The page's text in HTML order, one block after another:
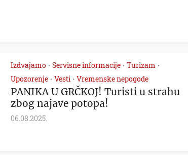
Izdvajamo • Servisne informacije • Turizam •
Upozorenje • Vesti • Vremenske nepogode
PANIKA U GRČKOJ! Turisti u strahu
zbog najave potopa!
06.08.2025.